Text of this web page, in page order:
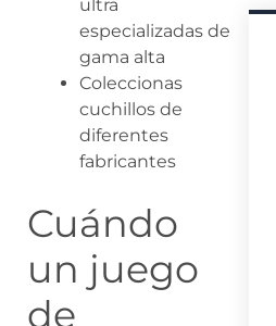
ultra
especializadas de
gama alta
Coleccionas
cuchillos de
diferentes
fabricantes
Cuándo
un juego
de